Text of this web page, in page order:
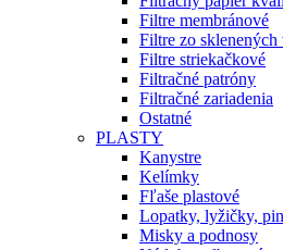
Filtre membránové
Filtre zo sklenených
Filtre striekačkové
Filtračné patróny
Filtračné zariadenia
Ostatné
PLASTY
Kanystre
Kelímky
Fľaše plastové
Lopatky, lyžičky,
Misky a podnosy